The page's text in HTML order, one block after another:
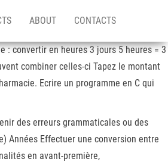
ABOUT CONTACTS
: convertir en heures 3 jours 5 heures = 3
combiner celles-ci Tapez le montant
Ecrire un programme en C qui
des erreurs grammaticales ou des
Années Effectuer une conversion entre
en avant-première,